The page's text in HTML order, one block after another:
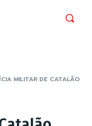
MILITAR DE CATALÃO